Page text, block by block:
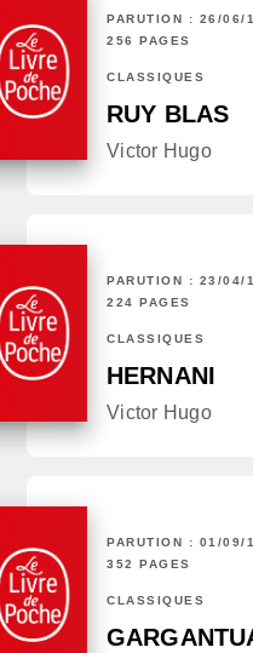
PARUTION : 26/06/
256 PAGES
CLASSIQUES
RUY BLAS
Victor Hugo
PARUTION : 23/04/
224 PAGES
CLASSIQUES
HERNANI
Victor Hugo
PARUTION : 01/09/
352 PAGES
CLASSIQUES